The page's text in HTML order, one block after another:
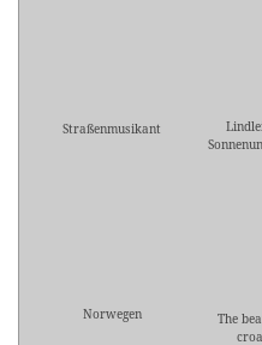
Straßenmusikant
Norwegen
The